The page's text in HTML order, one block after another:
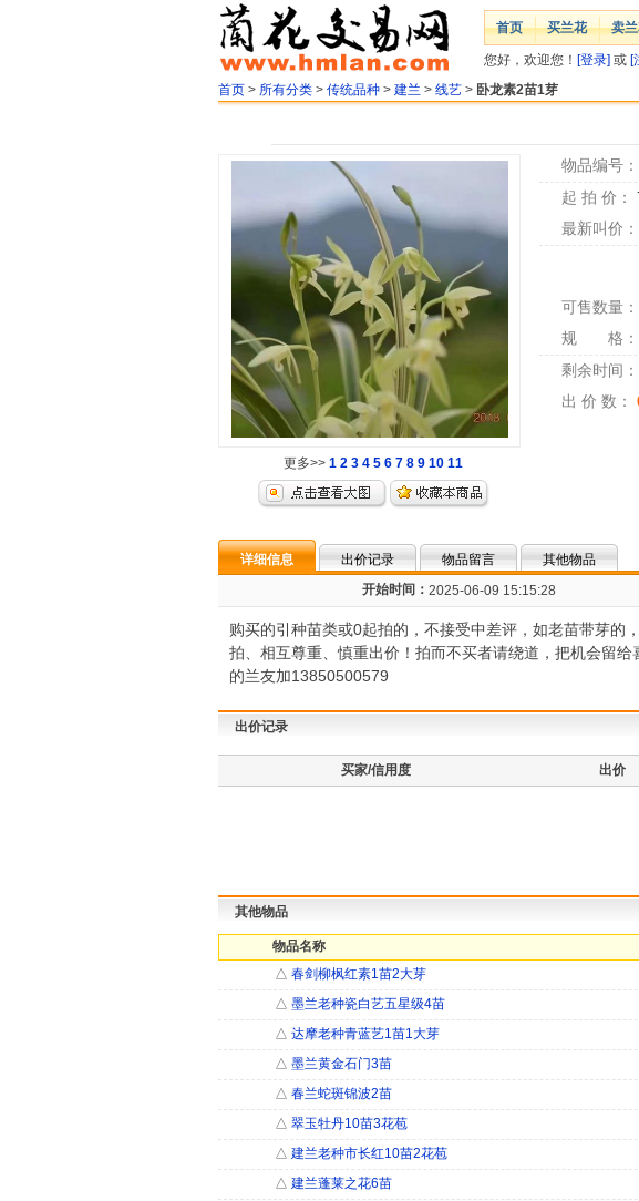
首页 买兰花 卖
您好，欢迎您！ [登录] 或 [
首页 > 所有分类 > 传统品种 > 建兰 > 线艺 > 卧龙素2苗1芽
更多>> 1 2 3 4 5 6 7 8 9 10 11
物品编号：
起 拍 价：
最新叫价：
可售数量：
规 格：
剩余时间：
出 价 数：
详细信息 出价记录 物品留言
其他物品
开始时间： 2025-06-09 15:15:28
购买的引种苗类或0起拍的，不接受中差评，如老苗带芽的
拍、相互尊重、慎重出价！拍而不买者请绕道，把机会留
的兰友加13850500579
出价记录
买家/信用度 出价
其他物品
物品名称
△ 春剑柳枫红素1苗2大芽
△ 墨兰老种瓷白艺五星级4苗
△ 达摩老种青蓝艺1苗1大芽
△ 墨兰黄金石门3苗
△ 春兰蛇斑锦波2苗
△ 翠玉牡丹10苗3花苞
△ 建兰老种市长红10苗2花苞
△ 建兰蓬莱之花6苗